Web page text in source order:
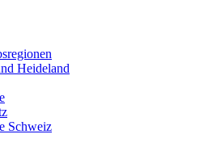
Heideland
Schweiz